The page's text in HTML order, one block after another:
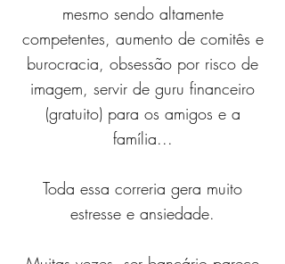
mesmo sendo altamente
competentes, aumento de comitês e
burocracia, obsessão por risco de
imagem, servir de guru financeiro
(gratuito) para os amigos e a
família...
Toda essa correria gera muito
estresse e ansiedade.